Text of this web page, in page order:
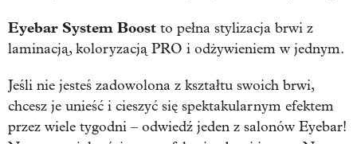
Eyebar System Boost to pełna stylizacja brwi z
laminacją, koloryzacją PRO i odżywieniem w jednym.
Jeśli nie jesteś zadowolona z kształtu swoich brwi,
chcesz je unieść i cieszyć się spektakularnym efektem
przez wiele tygodni – odwiedź jeden z salonów Eyebar!